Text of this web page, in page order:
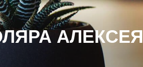
АЛЕКСЕЯ